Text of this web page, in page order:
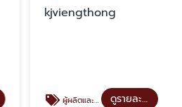
kjviengthong
ผู้ผลิตและจำหน่ายเจโบลท์ เพลท ราคาโรงงาน ดูรายละเอียด